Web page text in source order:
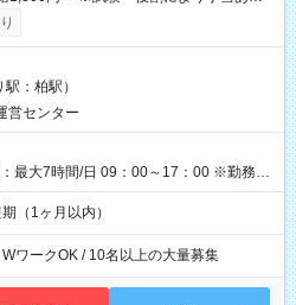
あり 【即給（前払い）オプションあ
、勤務から1週間ほどで給与の一部を受け
8:30～17:30（休憩1時間） 時給1,300円
＋交通費 ※当日の役割により時給＋100
験 7:00～13:30（休憩なし） 時給1,300
時間＝日収8,400円＋交通費 【試用期
：柏駅）
営センター
最大7時間/日 09：00～17：00 ※勤務時
ります。
（1ヶ月以内）
ワークOK / 10名以上の大量募集